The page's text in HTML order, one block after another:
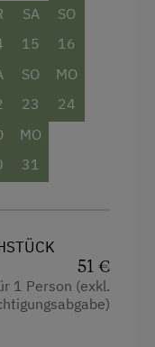
SA
15
SO
16
SO
23
MO
24
MO
31
51 €
1 Person (exkl.